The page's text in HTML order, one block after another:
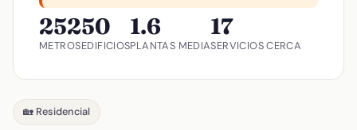
252
METROS
50
EDIFICIOS
1.6
PLANTAS MEDIA
17
SERVICIOS CERCA
🏡 Residencial